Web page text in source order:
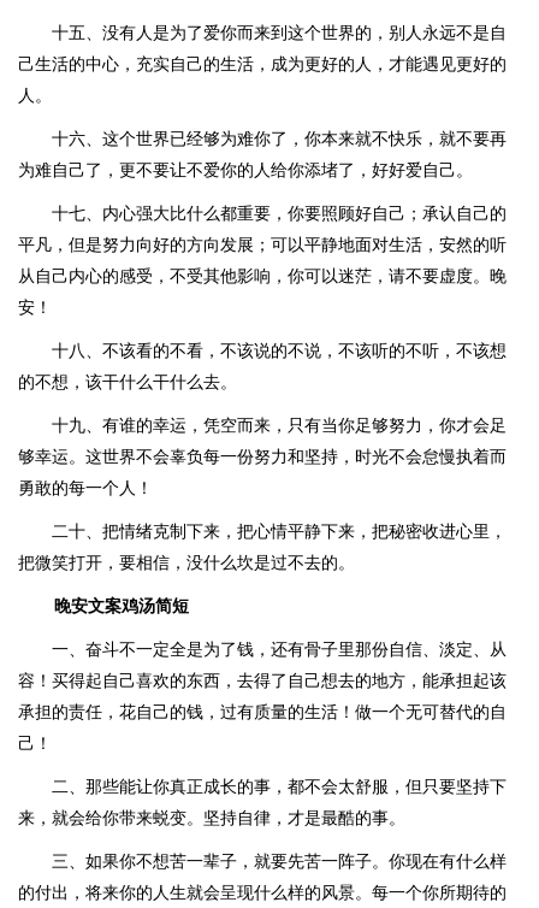
十五、没有人是为了爱你而来到这个世界的，别人永远不是自
己生活的中心，充实自己的生活，成为更好的人，才能遇见更好的
人。
十六、这个世界已经够为难你了，你本来就不快乐，就不要再
为难自己了，更不要让不爱你的人给你添堵了，好好爱自己。
十七、内心强大比什么都重要，你要照顾好自己；承认自己的
平凡，但是努力向好的方向发展；可以平静地面对生活，安然的听
从自己内心的感受，不受其他影响，你可以迷茫，请不要虚度。晚
安！
十八、不该看的不看，不该说的不说，不该听的不听，不该想
的不想，该干什么干什么去。
十九、有谁的幸运，凭空而来，只有当你足够努力，你才会足
够幸运。这世界不会辜负每一份努力和坚持，时光不会怠慢执着而
勇敢的每一个人！
二十、把情绪克制下来，把心情平静下来，把秘密收进心里，
把微笑打开，要相信，没什么坎是过不去的。
晚安文案鸡汤简短
一、奋斗不一定全是为了钱，还有骨子里那份自信、淡定、从
容！买得起自己喜欢的东西，去得了自己想去的地方，能承担起该
承担的责任，花自己的钱，过有质量的生活！做一个无可替代的自
己！
二、那些能让你真正成长的事，都不会太舒服，但只要坚持下
来，就会给你带来蜕变。坚持自律，才是最酷的事。
三、如果你不想苦一辈子，就要先苦一阵子。你现在有什么样
的付出，将来你的人生就会呈现什么样的风景。每一个你所期待的